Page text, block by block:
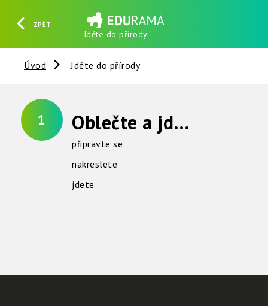
ZPĚT
Jděte do přírody
HLEDAT REGISTROVAT
Úvod Jděte do přírody
1 Oblečte a jdete ven
připravte se
nakreslete
jdete